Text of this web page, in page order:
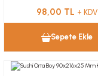
98,00 TL + KDV
Sepete Ekle